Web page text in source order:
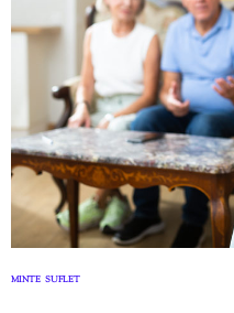
MINTE SUFLET